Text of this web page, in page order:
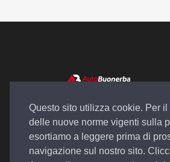
Questo sito utilizza cookie. Per il
delle nuove norme vigenti sulla
esortiamo a leggere prima di
navigazione sul nostro sito.
Autosalone
Plurimarche